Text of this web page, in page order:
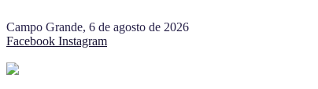
Campo Grande, 6 de agosto de 2026
Facebook Instagram